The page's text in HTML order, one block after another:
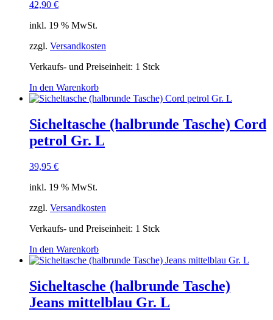
42,90 €
inkl. 19 % MwSt.
zzgl. Versandkosten
Verkaufs- und Preiseinheit: 1 Stck
In den Warenkorb
Sicheltasche (halbrunde Tasche) Cord
petrol Gr. L
39,95 €
inkl. 19 % MwSt.
zzgl. Versandkosten
Verkaufs- und Preiseinheit: 1 Stck
In den Warenkorb
Sicheltasche (halbrunde Tasche)
Jeans mittelblau Gr. L